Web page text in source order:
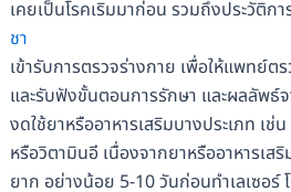
เคยเป็นโรคเริมมาก่อน รวมถึงประวัติก
ชา
เข้ารับการตรวจร่างกาย เพื่อให้แพทย์
และรับฟังขั้นตอนการรักษา และผลลัพธ์
งดใช้ยาหรืออาหารเสริมบางประเภท เช่น
หรือวิตามินอี เนื่องจากยาหรืออาหารเสริ
ยาก อย่างน้อย 5-10 วันก่อนทำเลเซอร์